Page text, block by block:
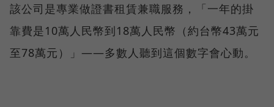
該公司是專業做證書租賃兼職服務，「一年的掛
靠費是10萬人民幣到18萬人民幣（約台幣43萬元
至78萬元）」——多數人聽到這個數字會心動。